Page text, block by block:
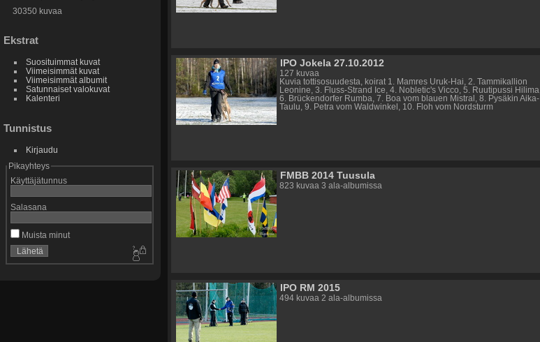
30350 kuvaa
Ekstrat
Suosituimmat kuvat
Viimeisimmät kuvat
Viimeisimmät albumit
Satunnaiset valokuvat
Kalenteri
Tunnistus
Kirjaudu
Pikayhteys
Käyttäjätunnus
Salasana
Muista minut
IPO Jokela 27.10.2012
127 kuvaa
Kuvia tottisosuudesta, koirat 1. Mamres Uruk-Hai, 2. Tammikallion
Leonine, 3. Fluss-Strand Ice, 4. Nobletic's Vicco, 5. Ruutipussi Hilima,
6. Brückendorfer Rumba, 7. Boa vom blauen Mistral, 8. Pysäkin Aika-
Taulu, 9. Petra vom Waldwinkel, 10. Floh vom Nordsturm
FMBB 2014 Tuusula
823 kuvaa 3 ala-albumissa
IPO RM 2015
494 kuvaa 2 ala-albumissa